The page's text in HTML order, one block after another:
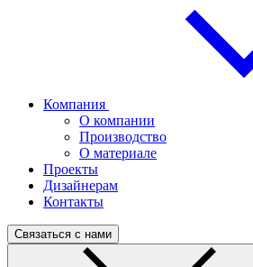
Компания
О компании
Производство
О материале
Проекты
Дизайнерам
Контакты
Связаться с нами